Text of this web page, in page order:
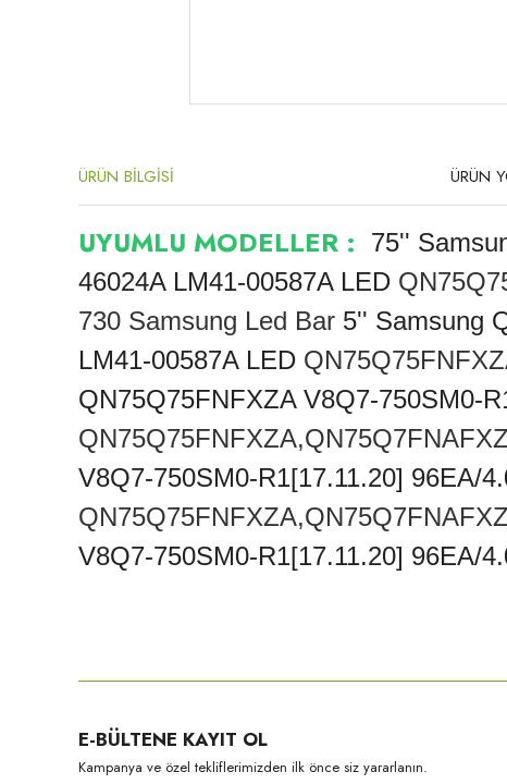
ÜRÜN BİLGİSİ ÜRÜN
UYUMLU MODELLER :
75''
46024A LM41-00587A LED
730 Samsung Led Bar 5'' Samsung
LM41-00587A LED
QN75Q75FNFXZA V8Q7-750SM0-
V8Q7-750SM0-R1[17.11.20] 96EA/
V8Q7-750SM0-R1[17.11.20] 96EA/
Ürün açıklamasında eksik bilgiler bulunuyor.
Ürün bilgilerinde hatalar bulunuyor.
E-BÜLTENE KAYIT OL
Kampanya ve özel tekliflerimizden ilk önce siz yararlanın.